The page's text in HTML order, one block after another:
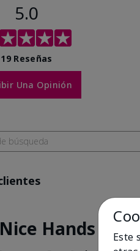
5.0
19 Reseñas
Una Opinión
Nice Hands
Este